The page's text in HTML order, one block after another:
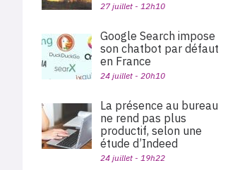
27 juillet - 12h10
Google Search impose
son chatbot par défaut
en France
24 juillet - 20h10
La présence au bureau
ne rend pas plus
productif, selon une
étude d’Indeed
24 juillet - 19h22